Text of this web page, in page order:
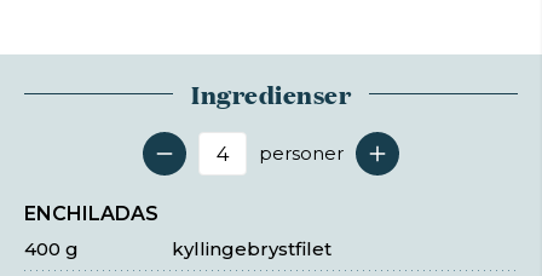
Ingredienser
Antal serveringer
personer
ENCHILADAS
kyllingebrystfilet
400 g